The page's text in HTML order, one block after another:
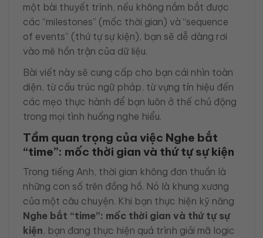
một bài thuyết trình, nếu không nắm bắt được
các “milestones” (mốc thời gian) và “sequence
of events” (thứ tự sự kiện), bạn sẽ dễ dàng rơi
vào mê hồn trận của dữ liệu.
Bài viết này sẽ cung cấp cho bạn cái nhìn toàn
diện, từ cấu trúc ngữ pháp, từ vựng tín hiệu đến
các mẹo thực hành để bạn luôn ở thế chủ động
trong mọi tình huống nghe hiểu.
Tầm quan trọng của việc Nghe bắt
“time”: mốc thời gian và thứ tự sự kiện
Trong tiếng Anh, thời gian không đơn thuần là
những con số trên đồng hồ. Nó là khung xương
của một câu chuyện. Khi bạn thực hiện kỹ năng
Nghe bắt “time”: mốc thời gian và thứ tự sự
kiện, bạn đang thực hiện quá trình giải mã logic